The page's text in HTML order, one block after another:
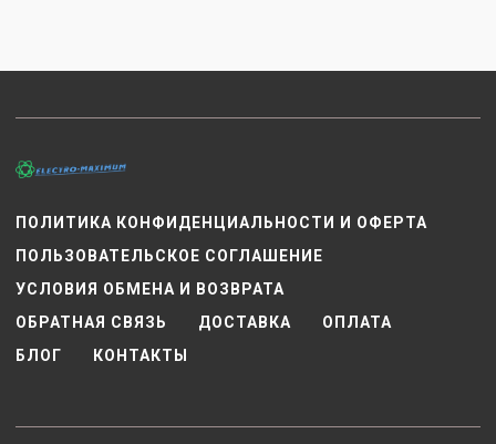
ПОЛИТИКА КОНФИДЕНЦИАЛЬНОСТИ И ОФЕРТА
ПОЛЬЗОВАТЕЛЬСКОЕ СОГЛАШЕНИЕ
УСЛОВИЯ ОБМЕНА И ВОЗВРАТА
ОБРАТНАЯ СВЯЗЬ
ДОСТАВКА
ОПЛАТА
БЛОГ
КОНТАКТЫ